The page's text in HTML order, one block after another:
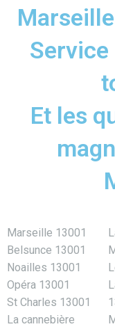
Et les
Marseille 13001
Belsunce 13001
Noailles 13001
Opéra 13001
St Charles 13001
La cannebière